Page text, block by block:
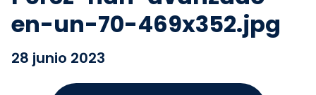
en-un-70-469x352.jpg
28 junio 2023